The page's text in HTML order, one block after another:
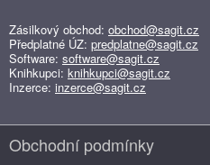
Zásilkový obchod: obchod@sagit.cz
Předplatné ÚZ: predplatne@sagit.cz
Software: software@sagit.cz
Knihkupci: knihkupci@sagit.cz
Inzerce: inzerce@sagit.cz
Obchodní podmínky